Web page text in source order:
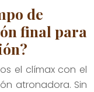
de
final para
el clímax con el
atronadora. Sin